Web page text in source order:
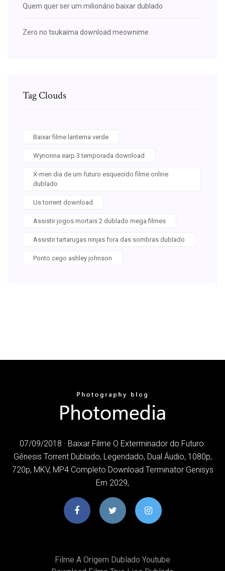
Quem quer ser um milionário baixar dublado
Zero no tsukaima download meownime
Tag Clouds
Baixar filme lanterna verde
Wynonna earp 3 temporada download
X-men dia de um futuro esquecido filme online
dublado
Us torrent download
Assistir jogos mortais 2 dublado mega filmes
Assistir tartarugas ninjas fora das sombras dublado
Ponto cego ashley johnson
07/09/2018 · Baixar Filme O Exterminador do Futuro:
Gênesis Torrent Dublado, Legendado, Dual Áudio, 1080p,
720p, MKV, MP4 Completo Download Terminator Genisys
Em 2029,
Filme A Origem Dublado Youtube